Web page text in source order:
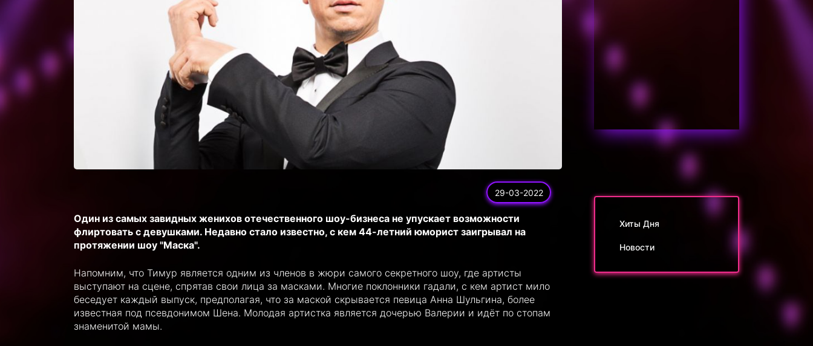
29-03-2022
Один из самых завидных женихов отечественного шоу-бизнеса не упускает возможности
флиртовать с девушками. Недавно стало известно, с кем 44-летний юморист заигрывал на
протяжении шоу "Маска".
Напомним, что Тимур является одним из членов в жюри самого секретного шоу, где артисты
выступают на сцене, спрятав свои лица за масками. Многие поклонники гадали, с кем артист мило
беседует каждый выпуск, предполагая, что за маской скрывается певица Анна Шульгина, более
известная под псевдонимом Шена. Молодая артистка является дочерью Валерии и идёт по стопам
знаменитой мамы.
Хиты Дня
Новости